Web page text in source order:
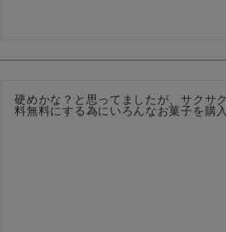
硬めかな？と思ってましたが、サクサ
料無料にする為にいろんなお菓子を購